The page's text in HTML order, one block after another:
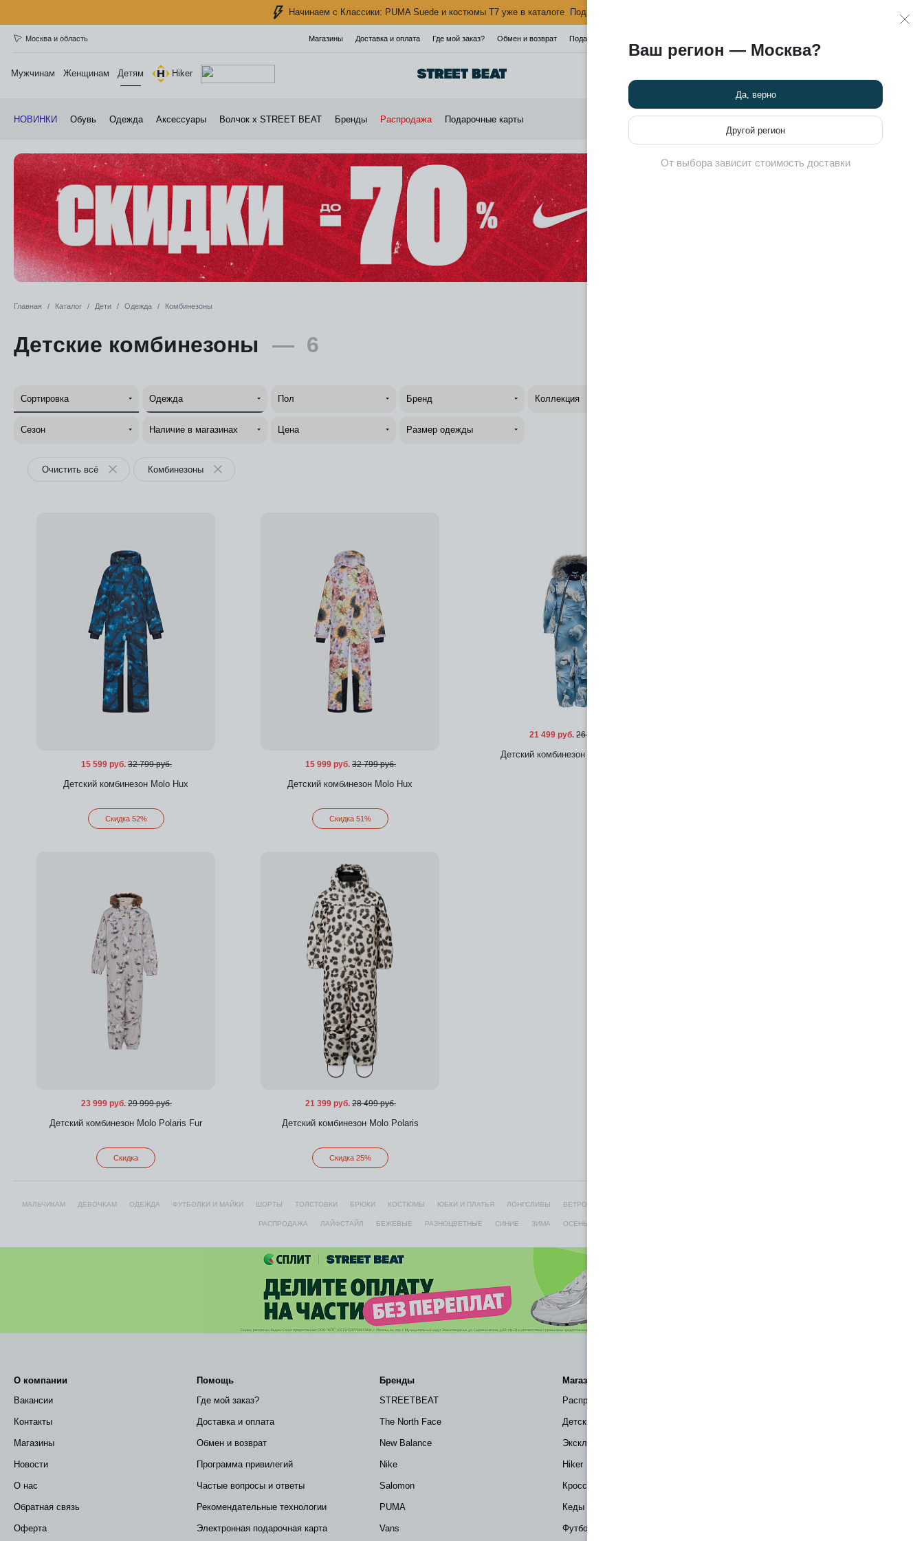
Начинаем с Классики: PUMA Suede и костюмы T7 уже в каталоге Подробнее >>
Москва и область Магазины Доставка и оплата Где мой заказ? Обмен и возврат Подарочная карта
Мужчинам Женщинам Детям Hiker
НОВИНКИ Обувь Одежда Аксессуары Волчок х STREET BEAT Бренды Распродажа Подарочные карты
Главная Каталог Дети Одежда Комбинезоны
Детские комбинезоны — 6
Сортировка Одежда Пол Бренд Коллекция
Сезон Наличие в магазинах Цена Размер одежды
Очистить всё Комбинезоны
15 599 руб. 32 799 руб.
Детский комбинезон Molo Hux
Скидка 52%
15 999 руб. 32 799 руб.
Детский комбинезон Molo Hux
Скидка 51%
Добавить в избранное
21 499 руб. 26 899 руб.
Детский комбинезон Molo Pyxis Fur
23 999 руб. 29 999 руб.
Детский комбинезон Molo Polaris Fur
Скидка
21 399 руб. 28 499 руб.
Детский комбинезон Molo Polaris
Скидка 25%
МАЛЬЧИКАМ ДЕВОЧКАМ ОДЕЖДА ФУТБОЛКИ И МАЙКИ ШОРТЫ ТОЛСТОВКИ БРЮКИ КОСТЮМЫ ЮБКИ И ПЛАТЬЯ ЛОНГСЛИВЫ ВЕТРОВКИ
РАСПРОДАЖА ЛАЙФСТАЙЛ БЕЖЕВЫЕ РАЗНОЦВЕТНЫЕ СИНИЕ ЗИМА ОСЕНЬ-ЗИМА
О компании
Вакансии
Контакты
Магазины
Новости
О нас
Обратная связь
Оферта
Помощь
Где мой заказ?
Доставка и оплата
Обмен и возврат
Программа привилегий
Частые вопросы и ответы
Рекомендательные технологии
Электронная подарочная карта
Бренды
STREETBEAT
The North Face
New Balance
Nike
Salomon
PUMA
Vans
Магазин
Распродажа
Детские товары
Эксклюзивно в Street Beat
Hiker
Кроссовки
Кеды
Футболки и шорты
Ваш регион — Москва?
Да, верно
Другой регион
От выбора зависит стоимость доставки